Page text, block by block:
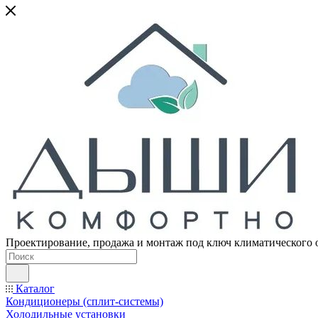
Проектирование, продажа и монтаж под ключ климатического
Каталог
Кондиционеры (сплит-системы)
Холодильные установки